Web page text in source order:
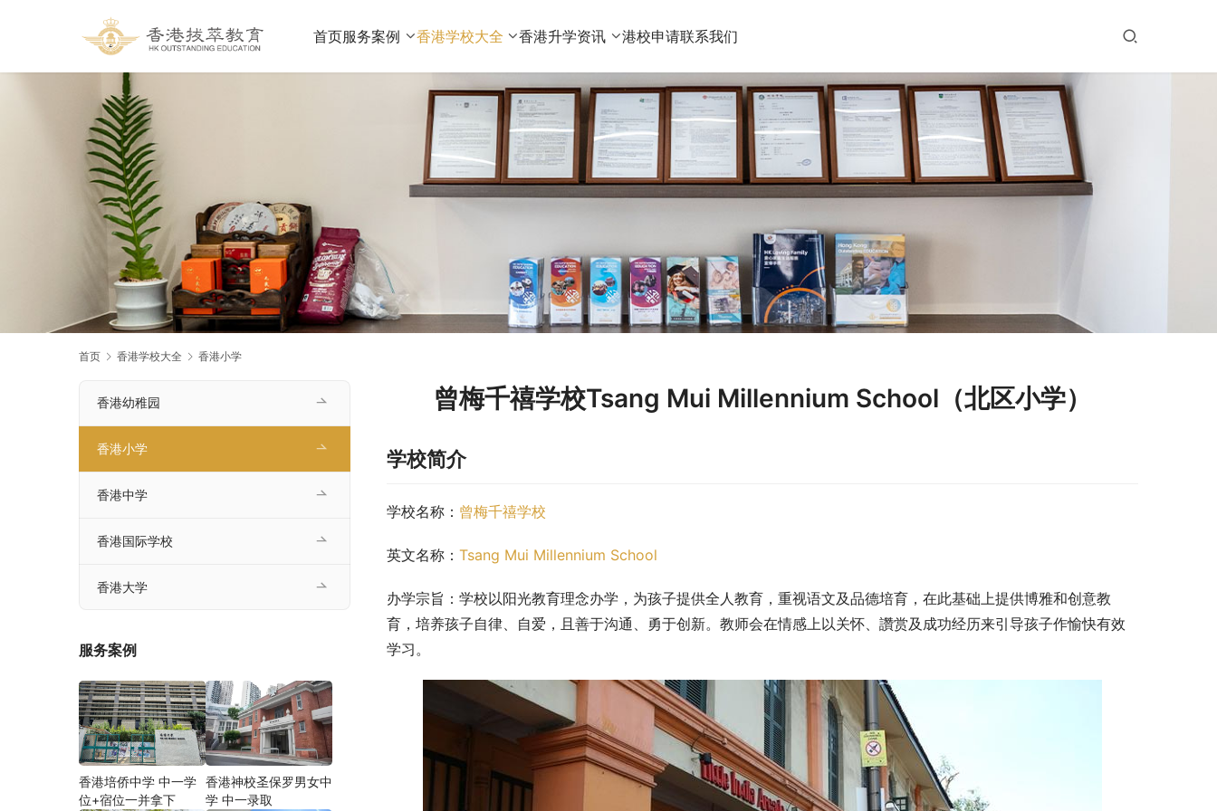
首页服务案例 香港学校大全 香港升学资讯 港校申请联系我们
首页 香港学校大全 香港小学
曾梅千禧学校Tsang Mui Millennium School（北区小学）
学校简介
学校名称： 曾梅千禧学校
英文名称： Tsang Mui Millennium School
办学宗旨：学校以阳光教育理念办学，为孩子提供全人教育，重视语文及品德培育，在此基础上提供博雅和创意教
育，培养孩子自律、自爱，且善于沟通、勇于创新。教师会在情感上以关怀、讚赏及成功经历来引导孩子作愉快有效
学习。
香港幼稚园
香港小学
香港中学
香港国际学校
香港大学
服务案例
香港培侨中学 中一学
位+宿位一并拿下
香港神校圣保罗男女中
学 中一录取